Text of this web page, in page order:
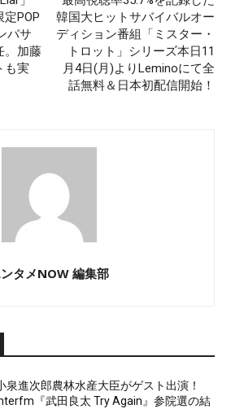
POP
バサ
。加藤
も実
韓国大ヒットサバイバルオー
ディション番組「ミスター・
トロット」シリーズ本日11
月4日(月)よりLeminoにて全
話無料＆日本初配信開始！
タメNOW 編集部
泉進次郎農林水産大臣がゲスト出演！
『武田良太 Try Again』参院選の結